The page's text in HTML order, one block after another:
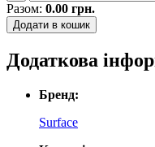
Разом: 0.00 грн.
Додати в кошик
Додаткова
Бренд:
Surface